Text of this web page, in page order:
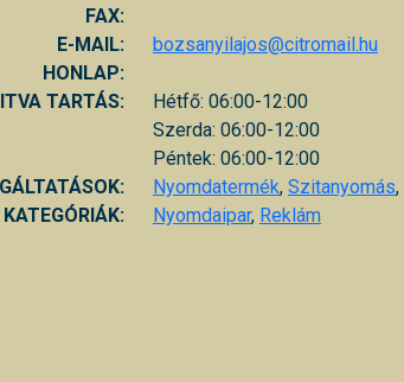
FAX:
E-MAIL:
bozsanyilajos@citromail.hu
HONLAP:
TARTÁS:
Hétfő: 06:00-12:00
Szerda: 06:00-12:00
Péntek: 06:00-12:00
Nyomdatermék, Szitanyomás,
Nyomdaipar, Reklám